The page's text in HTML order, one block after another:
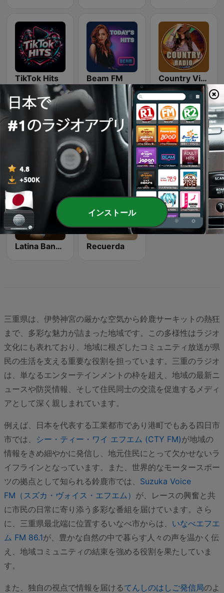
TikTok Hits Beam FM Country Vibes
Classic Rock Station Dance Machine Top 90's
Latina Bandida! Recuerda
三重県は、伊勢神宮の厳かな空気から鈴鹿サーキットの熱狂
まで、多彩な魅力が詰まった地域です。この多様性はラジオ
文化にも表れており、地域に根ざしたコミュニティ放送が県
民の生活を支える重要な役割を担っています。三重のラジオ
は、単なるエンターテインメントの枠を超え、地域の最新ニ
ュースや防災情報、そして住民同士の交流を促進するメディ
アとして深く親しまれています。
例えば、日本を代表する工業都市であり港町でもある四日市
市では、 シー・ティー・ワイ エフエム (CTY FM)が地域の
情報をきめ細やかに発信し、地元住民にとって欠かせないラ
イフラインとなっています。また、世界的なモータースポー
ツの拠点として知られる鈴鹿市では、 Suzuka Voice
FM（スズカ・ヴォイス・エフエム） が、レースの興奮と共
に市民の日常に寄り添う多彩な番組を届けています。さら
に、三重県最北端に位置するいなべ市からは、 いなべエフエ
ム FM 86.1が、豊かな自然の中で暮らす人々の声を温かく伝
え、地域コミュニティの結束を強める役割を果たしていま
す。
また、独自の視点で情報を届けるてんしのはしご発信局のよ
インストール